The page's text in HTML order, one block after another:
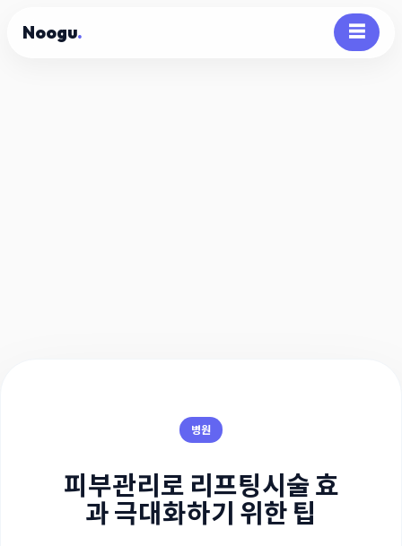
Noogu. ☰
병원
피부관리로 리프팅시술 효
과 극대화하기 위한 팁